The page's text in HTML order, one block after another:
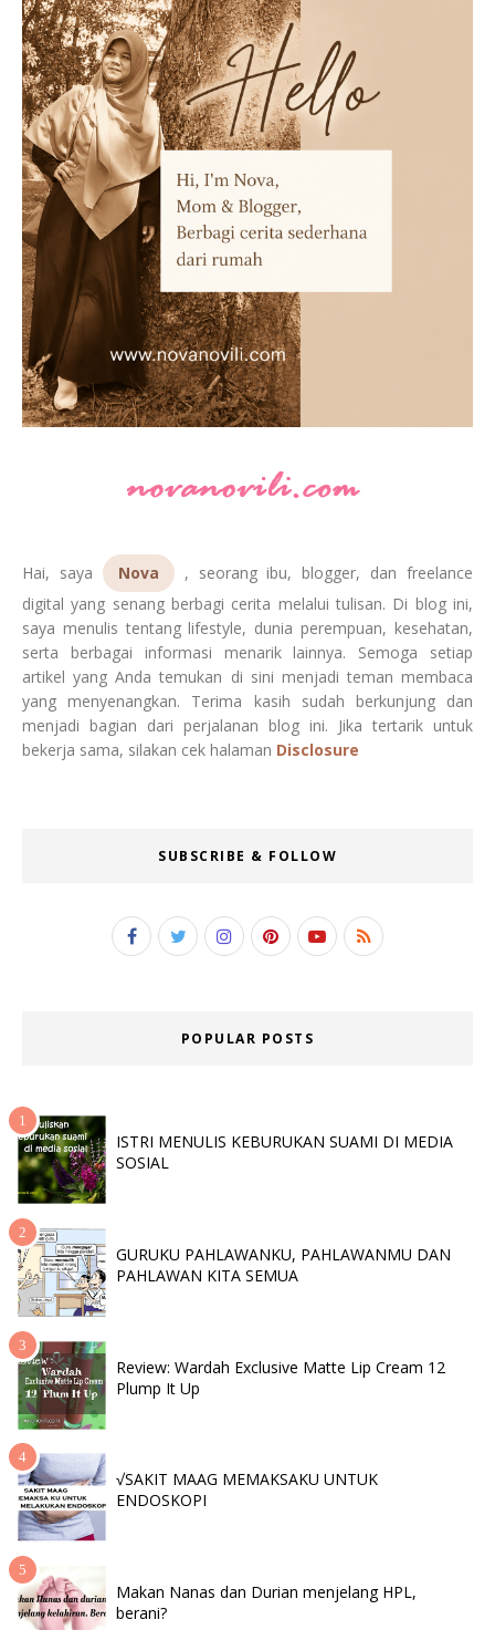
Hai, saya Nova
, seorang ibu, blogger, dan freelance
digital yang senang berbagi cerita melalui tulisan. Di blog ini,
saya menulis tentang lifestyle, dunia perempuan, kesehatan,
serta berbagai informasi menarik lainnya. Semoga setiap
artikel yang Anda temukan di sini menjadi teman membaca
yang menyenangkan. Terima kasih sudah berkunjung dan
menjadi bagian dari perjalanan blog ini. Jika tertarik untuk
bekerja sama, silakan cek halaman Disclosure
SUBSCRIBE & FOLLOW
POPULAR POSTS
ISTRI MENULIS KEBURUKAN SUAMI DI MEDIA
SOSIAL
GURUKU PAHLAWANKU, PAHLAWANMU DAN
PAHLAWAN KITA SEMUA
Review: Wardah Exclusive Matte Lip Cream 12
Plump It Up
√SAKIT MAAG MEMAKSAKU UNTUK
ENDOSKOPI
Makan Nanas dan Durian menjelang HPL,
berani?